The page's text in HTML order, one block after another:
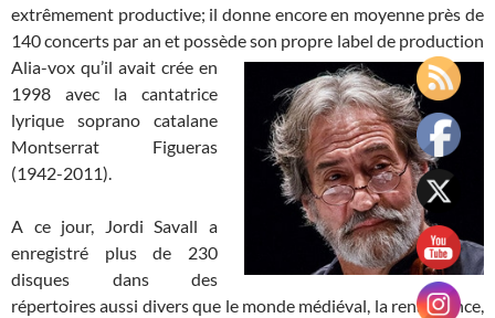
extrêmement productive; il donne encore en moyenne près de
140 concerts par an et possède son propre label de production
Alia-vox qu’il avait crée en
1998 avec la cantatrice
lyrique soprano catalane
Montserrat Figueras
(1942-2011).
A ce jour, Jordi Savall a
enregistré plus de 230
disques dans des
répertoires aussi divers que le monde médiéval, la renaissance,